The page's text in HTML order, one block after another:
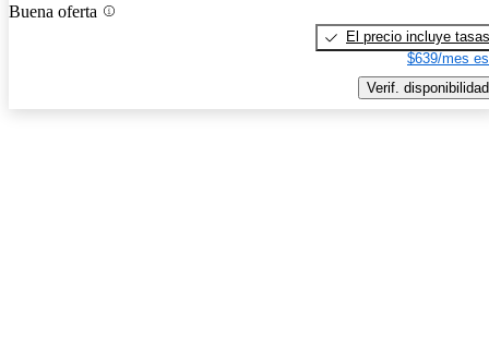
Buena oferta
El precio incluye tasas
$639/mes
Verif. disponibilidad